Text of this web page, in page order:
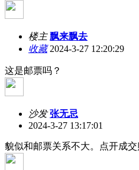
楼主 飘来飘去
收藏2024-3-27 12:20:29
这是邮票吗？
沙发 张无忌
2024-3-27 13:17:01
貌似和邮票关系不大。点开成交